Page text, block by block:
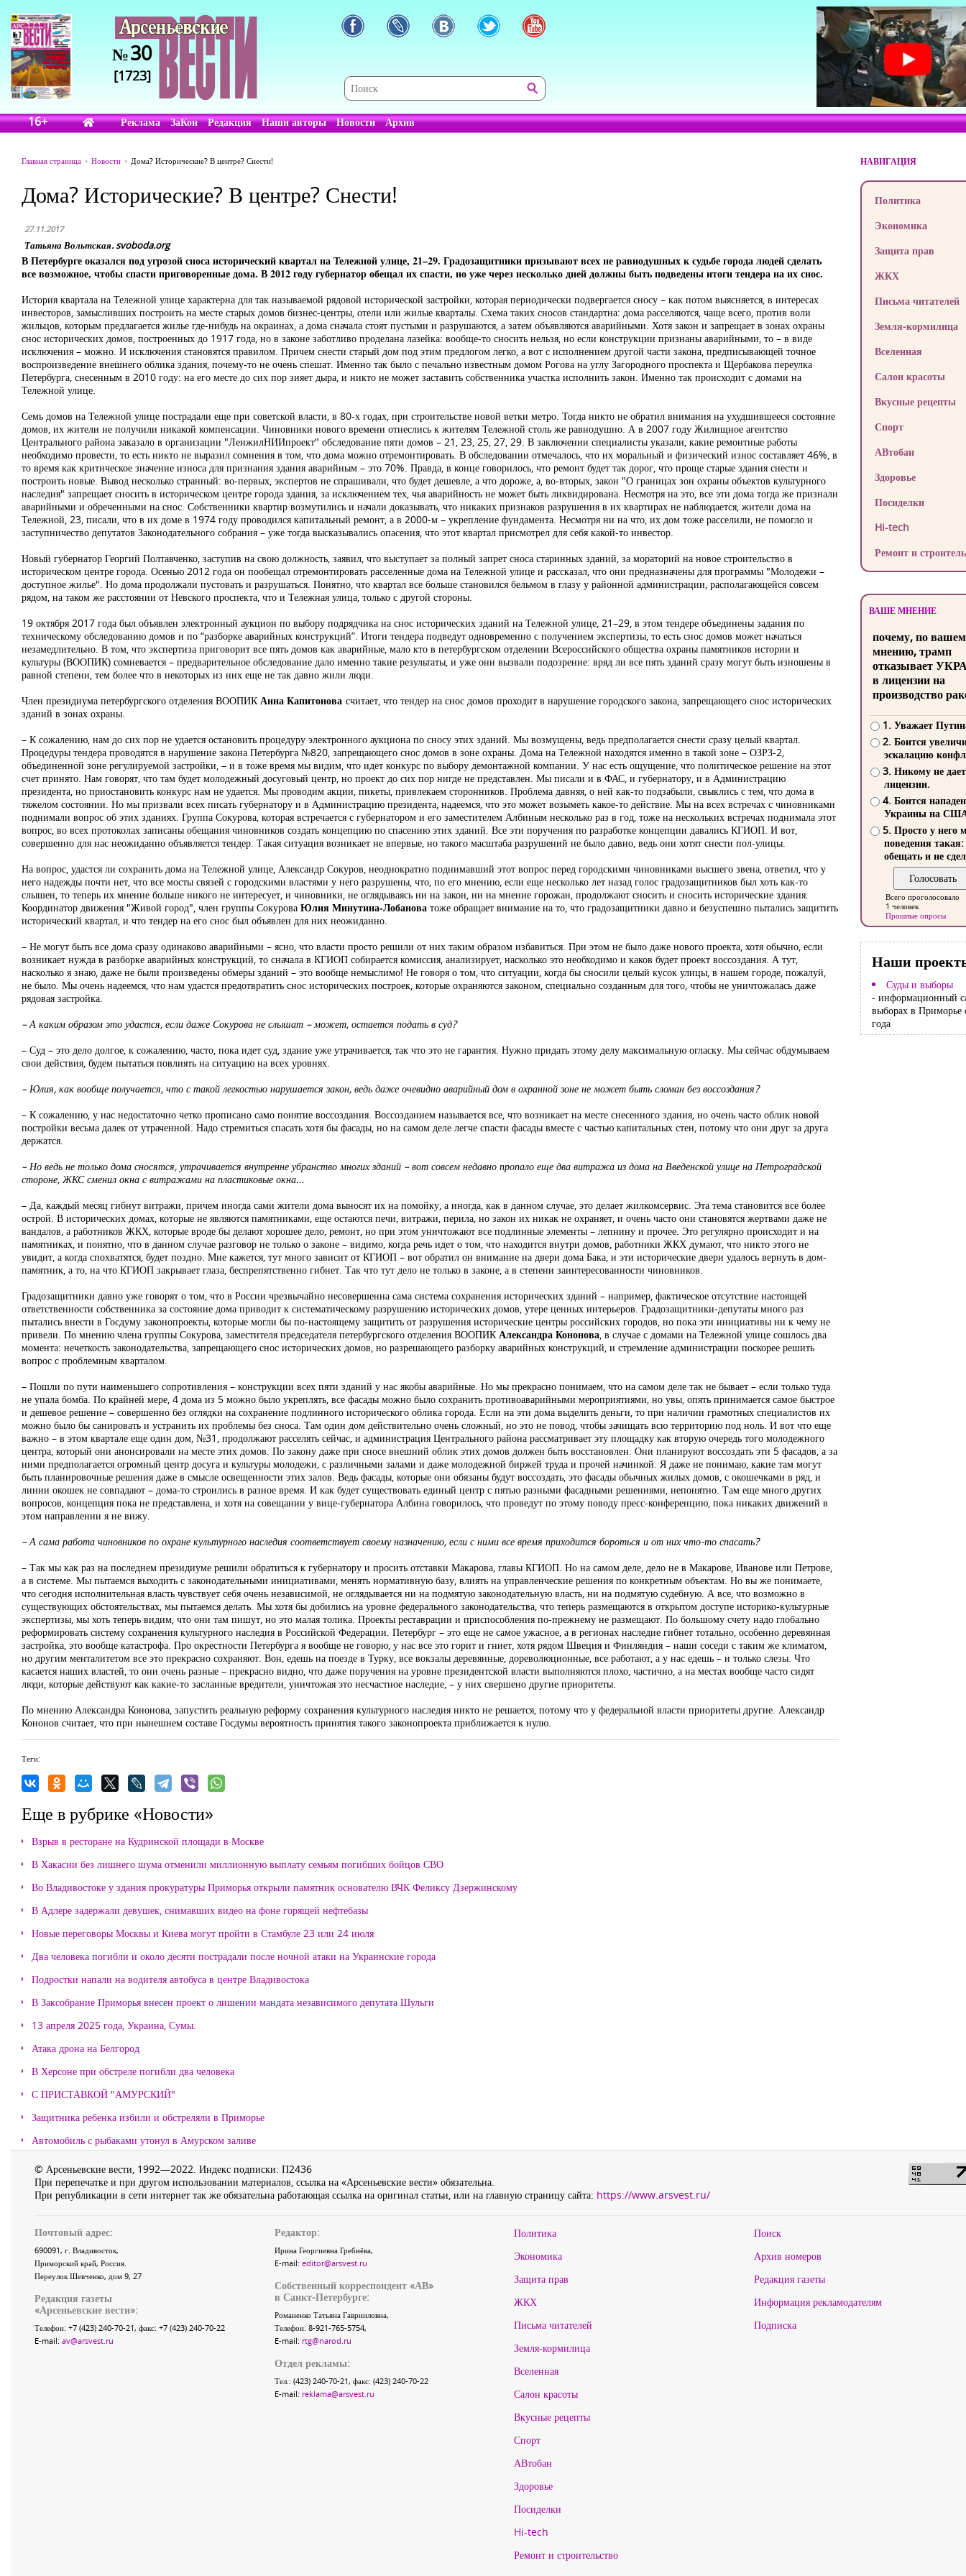
№30
[1723]
16+ Реклама ЗаКон Редакция Наши авторы Новости Архив
Главная страница Новости Дома? Исторические? В центре? Снести!
Дома? Исторические? В центре? Снести!
27.11.2017
Татьяна Вольтская. svoboda.org
В Петербурге оказался под угрозой сноса исторический квартал на Тележной улице, 21–29. Градозащитники призывают всех не равнодушных к судьбе города людей сделать
все возможное, чтобы спасти приговоренные дома. В 2012 году губернатор обещал их спасти, но уже через несколько дней должны быть подведены итоги тендера на их снос.
История квартала на Тележной улице характерна для так называемой рядовой исторической застройки, которая периодически подвергается сносу – как потом выясняется, в интересах
инвесторов, замысливших построить на месте старых домов бизнес-центры, отели или жилые кварталы. Схема таких сносов стандартна: дома расселяются, чаще всего, против воли
жильцов, которым предлагается жилье где-нибудь на окраинах, а дома сначала стоят пустыми и разрушаются, а затем объявляются аварийными. Хотя закон и запрещает в зонах охраны
снос исторических домов, построенных до 1917 года, но в законе заботливо проделана лазейка: вообще-то сносить нельзя, но если конструкции признаны аварийными, то – в виде
исключения – можно. И исключения становятся правилом. Причем снести старый дом под этим предлогом легко, а вот с исполнением другой части закона, предписывающей точное
воспроизведение внешнего облика здания, почему-то не очень спешат. Именно так было с печально известным домом Рогова на углу Загородного проспекта и Щербакова переулка
Петербурга, снесенным в 2010 году: на его месте до сих пор зияет дыра, и никто не может заставить собственника участка исполнить закон. Именно так происходит с домами на
Тележной улице.
Семь домов на Тележной улице пострадали еще при советской власти, в 80-х годах, при строительстве новой ветки метро. Тогда никто не обратил внимания на ухудшившееся состояние
домов, их жители не получили никакой компенсации. Чиновники нового времени отнеслись к жителям Тележной столь же равнодушно. А в 2007 году Жилищное агентство
Центрального района заказало в организации "ЛенжилНИИпроект" обследование пяти домов – 21, 23, 25, 27, 29. В заключении специалисты указали, какие ремонтные работы
необходимо провести, то есть никто не выразил сомнения в том, что дома можно отремонтировать. В обследовании отмечалось, что их моральный и физический износ составляет 46%, в
то время как критическое значение износа для признания здания аварийным – это 70%. Правда, в конце говорилось, что ремонт будет так дорог, что проще старые здания снести и
построить новые. Вывод несколько странный: во-первых, экспертов не спрашивали, что будет дешевле, а что дороже, а, во-вторых, закон "О границах зон охраны объектов культурного
наследия" запрещает сносить в историческом центре города здания, за исключением тех, чья аварийность не может быть ликвидирована. Несмотря на это, все эти дома тогда же признали
аварийными и обреченными на снос. Собственники квартир возмутились и начали доказывать, что никаких признаков разрушения в их квартирах не наблюдается, жители дома на
Тележной, 23, писали, что в их доме в 1974 году проводился капитальный ремонт, а в 2000-м – укрепление фундамента. Несмотря ни на что, их дом тоже расселили, не помогло и
заступничество депутатов Законодательного собрания – уже тогда высказывались опасения, что этот квартал присмотрел для себя какой-то инвестор.
Новый губернатор Георгий Полтавченко, заступив на свою должность, заявил, что выступает за полный запрет сноса старинных зданий, за мораторий на новое строительство в
историческом центре города. Осенью 2012 года он пообещал отремонтировать расселенные дома на Тележной улице и рассказал, что они предназначены для программы "Молодежи –
доступное жилье". Но дома продолжали пустовать и разрушаться. Понятно, что квартал все больше становился бельмом в глазу у районной администрации, располагающейся совсем
рядом, на таком же расстоянии от Невского проспекта, что и Тележная улица, только с другой стороны.
19 октября 2017 года был объявлен электронный аукцион по выбору подрядчика на снос исторических зданий на Тележной улице, 21–29, в этом тендере объединены задания по
техническому обследованию домов и по “разборке аварийных конструкций”. Итоги тендера подведут одновременно с получением экспертизы, то есть снос домов может начаться
незамедлительно. В том, что экспертиза приговорит все пять домов как аварийные, мало кто в петербургском отделении Всероссийского общества охраны памятников истории и
культуры (ВООПИК) сомневается – предварительное обследование дало именно такие результаты, и уже они вызвали подозрение: вряд ли все пять зданий сразу могут быть изношены в
равной степени, тем более что в некоторых из них еще не так давно жили люди.
Член президиума петербургского отделения ВООПИК Анна Капитонова считает, что тендер на снос домов проходит в нарушение городского закона, запрещающего снос исторических
зданий в зонах охраны.
– К сожалению, нам до сих пор не удается остановить процедуру электронного аукциона по сносу этих зданий. Мы возмущены, ведь предполагается снести сразу целый квартал.
Процедуры тендера проводятся в нарушение закона Петербурга №820, запрещающего снос домов в зоне охраны. Дома на Тележной находятся именно в такой зоне – ОЗРЗ-2,
объединенной зоне регулируемой застройки, – и в тоже время мы видим, что идет конкурс по выбору демонтажной компании. У нас есть ощущение, что политическое решение на этот
счет принято. Нам говорят, что там будет молодежный досуговый центр, но проект до сих пор нигде не представлен. Мы писали и в ФАС, и губернатору, и в Администрацию
президента, но приостановить конкурс нам не удается. Мы проводим акции, пикеты, привлекаем сторонников. Проблема давняя, о ней как-то подзабыли, свыклись с тем, что дома в
тяжелом состоянии. Но мы призвали всех писать губернатору и в Администрацию президента, надеемся, что это может возыметь какое-то действие. Мы на всех встречах с чиновниками
поднимали вопрос об этих зданиях. Группа Сокурова, которая встречается с губернатором и его заместителем Албиным несколько раз в год, тоже на нескольких встречах поднимала этот
вопрос, во всех протоколах записаны обещания чиновников создать концепцию по спасению этих зданий. Все эти поручения по разработке концепции давались КГИОП. И вот,
совершенно для нас неожиданно объявляется тендер. Такая ситуация возникает не впервые, но такого масштаба разрушений не было давно, ведь они хотят снести пол-улицы.
На вопрос, удастся ли сохранить дома на Тележной улице, Александр Сокуров, неоднократно поднимавший этот вопрос перед городскими чиновниками высшего звена, ответил, что у
него надежды почти нет, что все мосты связей с городскими властями у него разрушены, что, по его мнению, если еще несколько лет назад голос градозащитников был хоть как-то
слышен, то теперь их мнение больше никого не интересует, и чиновники, не оглядываясь ни на закон, ни на мнение горожан, продолжают сносить и сносить исторические здания.
Координатор движения "Живой город", член группы Сокурова Юлия Минутина-Лобанова тоже обращает внимание на то, что градозащитники давно и безуспешно пытались защитить
исторический квартал, и что тендер на его снос был объявлен для них неожиданно.
– Не могут быть все дома сразу одинаково аварийными – ясно, что власти просто решили от них таким образом избавиться. При этом не было даже нового проекта, хотя обычно, если
возникает нужда в разборке аварийных конструкций, то сначала в КГИОП собирается комиссия, анализирует, насколько это необходимо и каков будет проект воссоздания. А тут,
насколько я знаю, даже не были произведены обмеры зданий – это вообще немыслимо! Не говоря о том, что ситуации, когда бы сносили целый кусок улицы, в нашем городе, пожалуй,
не было. Мы очень надеемся, что нам удастся предотвратить снос исторических построек, которые охраняются законом, специально созданным для того, чтобы не уничтожалась даже
рядовая застройка.
– А каким образом это удастся, если даже Сокурова не слышат – может, остается подать в суд?
– Суд – это дело долгое, к сожалению, часто, пока идет суд, здание уже утрачивается, так что это не гарантия. Нужно придать этому делу максимальную огласку. Мы сейчас обдумываем
свои действия, будем пытаться повлиять на ситуацию на всех уровнях.
– Юлия, как вообще получается, что с такой легкостью нарушается закон, ведь даже очевидно аварийный дом в охранной зоне не может быть сломан без воссоздания?
– К сожалению, у нас недостаточно четко прописано само понятие воссоздания. Воссозданием называется все, что возникает на месте снесенного здания, но очень часто облик новой
постройки весьма далек от утраченной. Надо стремиться спасать хотя бы фасады, но на самом деле легче спасти фасады вместе с частью капитальных стен, потому что они друг за друга
держатся.
– Но ведь не только дома сносятся, утрачивается внутренне убранство многих зданий – вот совсем недавно пропало еще два витража из дома на Введенской улице на Петроградской
стороне, ЖКС сменил окна с витражами на пластиковые окна…
– Да, каждый месяц гибнут витражи, причем иногда сами жители дома выносят их на помойку, а иногда, как в данном случае, это делает жилкомсервис. Эта тема становится все более
острой. В исторических домах, которые не являются памятниками, еще остаются печи, витражи, перила, но закон их никак не охраняет, и очень часто они становятся жертвами даже не
вандалов, а работников ЖКХ, которые вроде бы делают хорошее дело, ремонт, но при этом уничтожают все подлинные элементы – лепнину и прочее. Это регулярно происходит и на
памятниках, и понятно, что в данном случае разговор не только о законе – видимо, когда речь идет о том, что находится внутри домов, работники ЖКХ думают, что никто этого не
увидит, а когда спохватятся, будет поздно. Мне кажется, тут много зависит от КГИОП – вот обратил он внимание на двери дома Бака, и эти исторические двери удалось вернуть в дом-
памятник, а то, на что КГИОП закрывает глаза, беспрепятственно гибнет. Так что тут дело не только в законе, а в степени заинтересованности чиновников.
Градозащитники давно уже говорят о том, что в России чрезвычайно несовершенна сама система сохранения исторических зданий – например, фактическое отсутствие настоящей
ответственности собственника за состояние дома приводит к систематическому разрушению исторических домов, утере ценных интерьеров. Градозащитники-депутаты много раз
пытались внести в Госдуму законопроекты, которые могли бы по-настоящему защитить от разрушения исторические центры российских городов, но пока эти инициативы ни к чему не
привели. По мнению члена группы Сокурова, заместителя председателя петербургского отделения ВООПИК Александра Кононова, в случае с домами на Тележной улице сошлось два
момента: нечеткость законодательства, запрещающего снос исторических домов, но разрешающего разборку аварийных конструкций, и стремление администрации поскорее решить
вопрос с проблемным кварталом.
– Пошли по пути наименьшего сопротивления – конструкции всех пяти зданий у нас якобы аварийные. Но мы прекрасно понимаем, что на самом деле так не бывает – если только туда
не упала бомба. По крайней мере, 4 дома из 5 можно было укреплять, все фасады можно было сохранить противоаварийными мероприятиями, но увы, опять принимается самое быстрое
и дешевое решение – совершенно без оглядки на сохранение подлинного исторического облика города. Если на эти дома выделить деньги, то при наличии грамотных специалистов их
можно было бы санировать и устранить их проблемы без сноса. Там один дом действительно очень сложный, но это не повод, чтобы зачищать всю территорию под ноль. И вот что еще
важно – в этом квартале еще один дом, №31, продолжают расселять сейчас, и администрация Центрального района рассматривает эту площадку как вторую очередь того молодежного
центра, который они анонсировали на месте этих домов. По закону даже при сносе внешний облик этих домов должен быть восстановлен. Они планируют воссоздать эти 5 фасадов, а за
ними предполагается огромный центр досуга и культуры молодежи, с различными залами и даже молодежной биржей труда и прочей начинкой. Я даже не понимаю, какие там могут
быть планировочные решения даже в смысле освещенности этих залов. Ведь фасады, которые они обязаны будут воссоздать, это фасады обычных жилых домов, с окошечками в ряд, и
линии окошек не совпадают – дома-то строились в разное время. И как будет существовать единый центр с пятью разными фасадными решениями, непонятно. Там еще много других
вопросов, концепция пока не представлена, и хотя на совещании у вице-губернатора Албина говорилось, что проведут по этому поводу пресс-конференцию, пока никаких движений в
этом направлении я не вижу.
– А сама работа чиновников по охране культурного наследия соответствует своему назначению, если с ними все время приходится бороться и от них что-то спасать?
– Так мы как раз на последнем президиуме решили обратиться к губернатору и просить отставки Макарова, главы КГИОП. Но на самом деле, дело не в Макарове, Иванове или Петрове,
а в системе. Мы пытаемся выходить с законодательными инициативами, менять нормативную базу, влиять на управленческие решения по конкретным объектам. Но вы же понимаете,
что сегодня исполнительная власть чувствует себя очень независимой, не оглядывается ни на подмятую законодательную власть, ни на подмятую судебную. А все, что возможно в
существующих обстоятельствах, мы пытаемся делать. Мы хотя бы добились на уровне федерального законодательства, что теперь размещаются в открытом доступе историко-культурные
экспертизы, мы хоть теперь видим, что они там пишут, но это малая толика. Проекты реставрации и приспособления по-прежнему не размещают. По большому счету надо глобально
реформировать систему сохранения культурного наследия в Российской Федерации. Петербург – это еще не самое ужасное, а в регионах наследие гибнет тотально, особенно деревянная
застройка, это вообще катастрофа. Про окрестности Петербурга я вообще не говорю, у нас все это горит и гниет, хотя рядом Швеция и Финляндия – наши соседи с таким же климатом,
но другим менталитетом все это прекрасно сохраняют. Вон, едешь на поезде в Турку, все вокзалы деревянные, дореволюционные, все работают, а у нас едешь – и только слезы. Что
касается наших властей, то они очень разные – прекрасно видно, что даже поручения на уровне президентской власти выполняются плохо, частично, а на местах вообще часто сидят
люди, которые действуют как какие-то засланные вредители, уничтожая это несчастное наследие, – у них свершено другие приоритеты.
По мнению Александра Кононова, запустить реальную реформу сохранения культурного наследия никто не решается, потому что у федеральной власти приоритеты другие. Александр
Кононов считает, что при нынешнем составе Госдумы вероятность принятия такого законопроекта приближается к нулю.
Теги:
Еще в рубрике «Новости»
Взрыв в ресторане на Кудринской площади в Москве
В Хакасии без лишнего шума отменили миллионную выплату семьям погибших бойцов СВО
Во Владивостоке у здания прокуратуры Приморья открыли памятник основателю ВЧК Феликсу Дзержинскому
В Адлере задержали девушек, снимавших видео на фоне горящей нефтебазы
Новые переговоры Москвы и Киева могут пройти в Стамбуле 23 или 24 июля
Два человека погибли и около десяти пострадали после ночной атаки на Украинские города
Подростки напали на водителя автобуса в центре Владивостока
В Заксобрание Приморья внесен проект о лишении мандата независимого депутата Шульги
13 апреля 2025 года, Украина, Сумы.
Атака дрона на Белгород
В Херсоне при обстреле погибли два человека
С ПРИСТАВКОЙ "АМУРСКИЙ"
Защитника ребенка избили и обстреляли в Приморье
Автомобиль с рыбаками утонул в Амурском заливе
НАВИГАЦИЯ
Политика
Экономика
Защита прав
ЖКХ
Письма читателей
Земля-кормилица
Вселенная
Салон красоты
Вкусные рецепты
Спорт
АВтобан
Здоровье
Посиделки
Hi-tech
Ремонт и
ВАШЕ МНЕНИЕ
почему, по
мнению, трамп
отказывает
в лицензии на
производство
1. Уважает
2. Боится
эскалацию
3. Никому не
лицензии.
4. Боится
Украины на
5. Просто у него
поведения такая:
обещать и не
Всего проголосовало
1 человек
Прошлые опросы
Наши
Суды и выборы
- информационный
выборах в Приморье
года
© Арсеньевские вести, 1992—2022. Индекс подписки: П2436
При перепечатке и при другом использовании материалов, ссылка на «Арсеньевские вести» обязательна.
При републикации в сети интернет так же обязательна работающая ссылка на оригинал статьи, или на главную страницу сайта: https://www.arsvest.ru/
Почтовый адрес:
690091, г. Владивосток,
Приморский край, Россия.
Переулок Шевченко, дом 9, 27
Редакция газеты
«Арсеньевские вести»:
Телефон: +7 (423) 240-70-21, факс: +7 (423) 240-70-22
E-mail: av@arsvest.ru
Редактор:
Ирина Георгиевна Гребнёва,
E-mail: editor@arsvest.ru
Собственный корреспондент «АВ»
в Санкт-Петербурге:
Романенко Татьяна Гаврииловна,
Телефон: 8-921-765-5754,
E-mail: rtg@narod.ru
Отдел рекламы:
Тел.: (423) 240-70-21, факс: (423) 240-70-22
E-mail: reklama@arsvest.ru
Политика
Экономика
Защита прав
ЖКХ
Письма читателей
Земля-кормилица
Вселенная
Салон красоты
Вкусные рецепты
Спорт
АВтобан
Здоровье
Посиделки
Hi-tech
Ремонт и строительство
Поиск
Архив номеров
Редакция газеты
Информация рекламодателям
Подписка